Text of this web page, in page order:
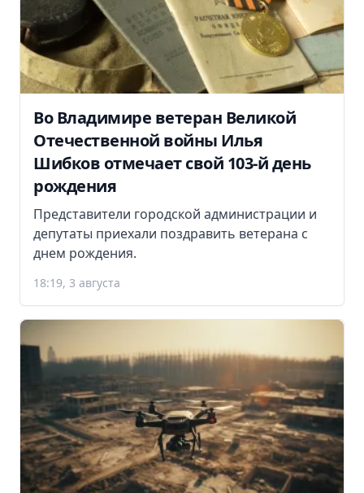
Во Владимире ветеран Великой
Отечественной войны Илья
Шибков отмечает свой 103-й день
рождения
Представители городской администрации и
депутаты приехали поздравить ветерана с
днем рождения.
18:19, 3 августа